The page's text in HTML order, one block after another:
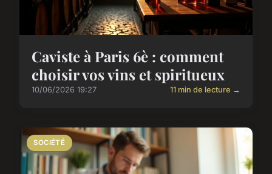
Caviste à Paris 6è : comment
choisir vos vins et spiritueux
10/06/2026 19:27 11 min de lecture →
SOCIÉTÉ